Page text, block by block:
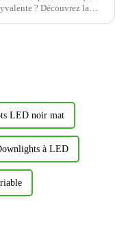
? Découvrez la
LED noir mat
à LED